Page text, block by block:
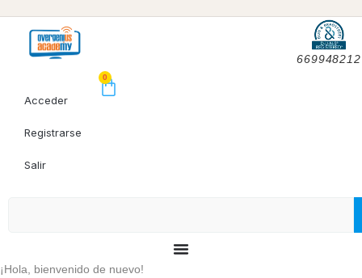
669948212
Acceder
Registrarse
Salir
0
¡Hola, bienvenido de nuevo!